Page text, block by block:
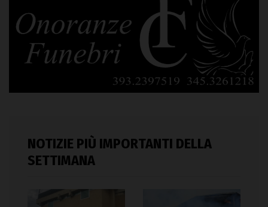
NOTIZIE PIÙ IMPORTANTI DELLA
SETTIMANA